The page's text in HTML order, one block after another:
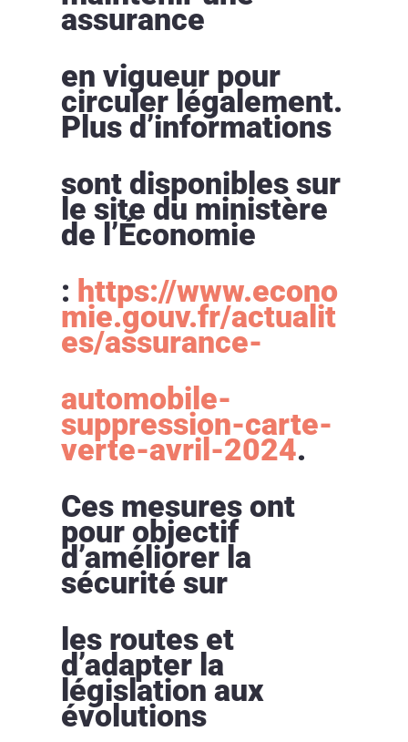
assurance
en vigueur pour
circuler légalement.
Plus d’informations
sont disponibles sur
le site du ministère
de l’Économie
: https://www.econo
mie.gouv.fr/actualit
es/assurance-
automobile-
suppression-carte-
verte-avril-2024.
Ces mesures ont
pour objectif
d’améliorer la
sécurité sur
les routes et
d’adapter la
législation aux
évolutions